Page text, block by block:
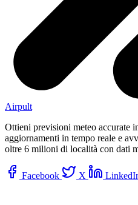
Airpult
Ottieni previsioni meteo accurate
aggiornamenti in tempo reale e
oltre 6 milioni di località con dati
Facebook X